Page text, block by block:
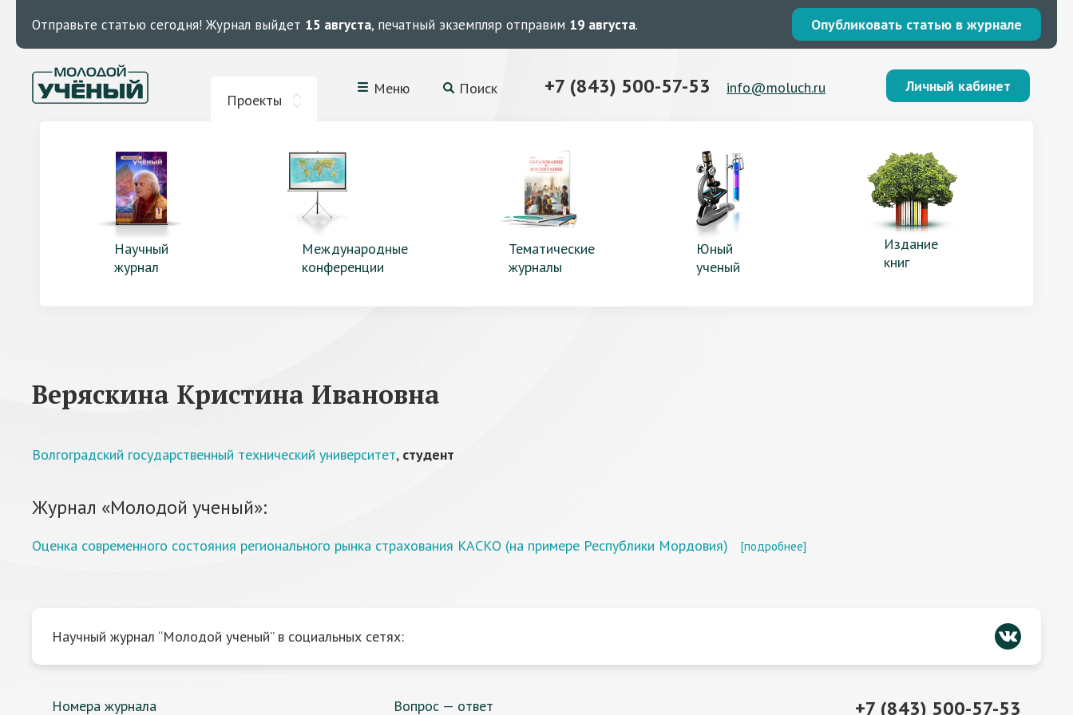
Отправьте статью сегодня! Журнал выйдет 15 августа, печатный экземпляр отправим 19 августа. Опубликовать статью в журнале
Проекты
Меню Поиск +7 (843) 500-57-53 info@moluch.ru Личный кабинет
Научный
журнал
Международные
конференции
Тематические
журналы
Юный
ученый
Издание
книг
Веряскина Кристина Ивановна
Волгоградский государственный технический университет, студент
Журнал «Молодой ученый»:
Оценка современного состояния регионального рынка страхования КАСКО (на примере Республики Мордовия) [подробнее]
Научный журнал “Молодой ученый” в социальных сетях:
Номера журнала Вопрос — ответ +7 (843) 500-57-53